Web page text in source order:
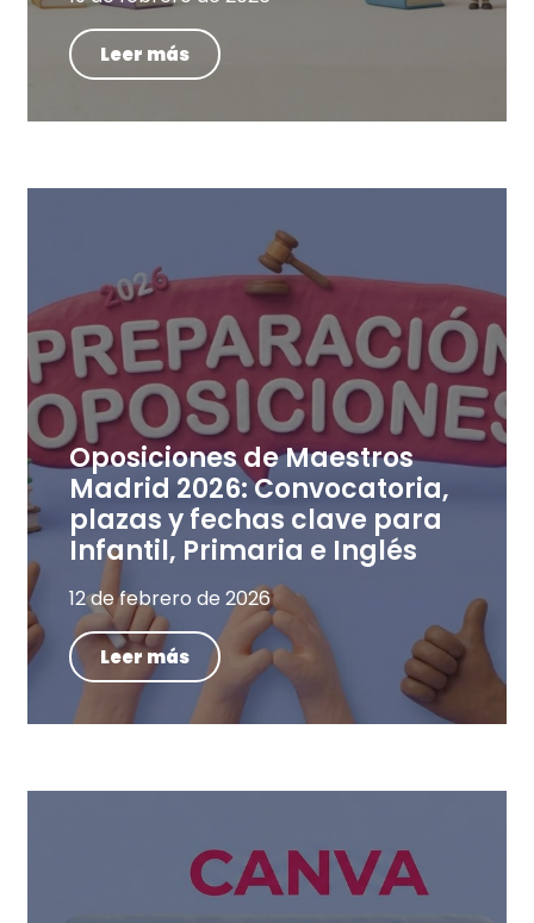
Leer más
Oposiciones de Maestros
Madrid 2026: Convocatoria,
plazas y fechas clave para
Infantil, Primaria e Inglés
12 de febrero de 2026
Leer más